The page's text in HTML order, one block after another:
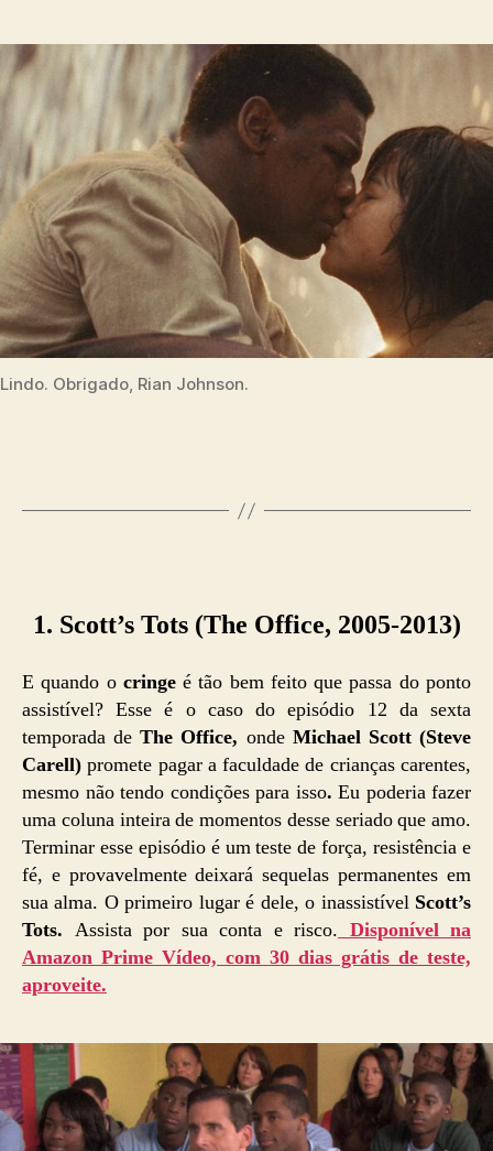
Lindo. Obrigado, Rian Johnson.
1. Scott’s Tots (The Office, 2005-2013)
E quando o cringeé tão bem feito que passa do ponto
assistível? Esse é o caso do episódio 12 da sexta
temporada de The Office, onde Michael Scott (Steve
Carell) promete pagar a faculdade de crianças carentes,
mesmo não tendo condições para isso. Eu poderia fazer
uma coluna inteira de momentos desse seriado que amo.
Terminar esse episódio é um teste de força, resistência e
fé, e provavelmente deixará sequelas permanentes em
sua alma. O primeiro lugar é dele, o inassistível Scott’s
Tots. Assista por sua conta e risco. Disponível na
Amazon Prime Vídeo, com 30 dias grátis de teste,
aproveite.